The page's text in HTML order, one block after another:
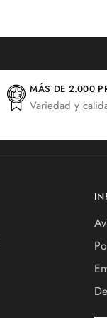
MÁS DE 2.000
Variedad y